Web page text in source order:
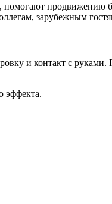
продвижению
зарубежным
и контакт с
эффекта.